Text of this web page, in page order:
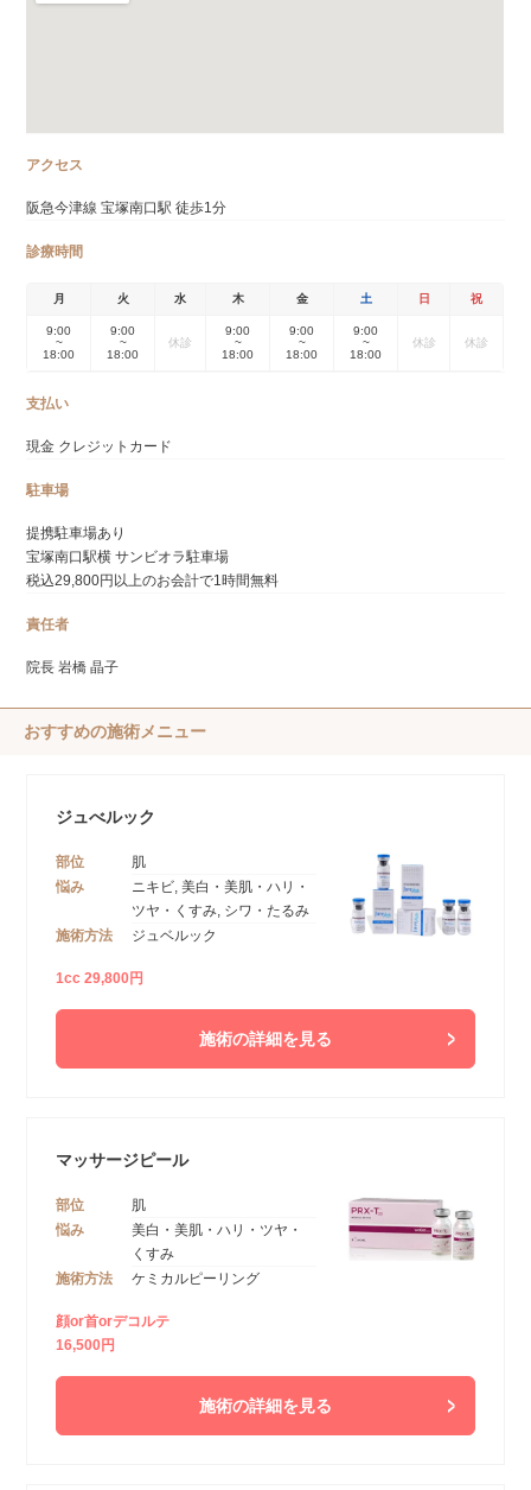
アクセス
阪急今津線 宝塚南口駅 徒歩1分
診療時間
月 火 水 木 金 土 日 祝
9:00
~
18:00
9:00
~
18:00
休診
9:00
~
18:00
9:00
~
18:00
9:00
~
18:00
休診 休診
支払い
現金 クレジットカード
駐車場
提携駐車場あり
宝塚南口駅横 サンビオラ駐車場
税込29,800円以上のお会計で1時間無料
責任者
院長 岩橋 晶子
おすすめの施術メニュー
ジュべルック
部位
肌
悩み
ニキビ, 美白・美肌・ハリ・
ツヤ・くすみ, シワ・たるみ
施術方法
ジュベルック
1cc 29,800円
施術の詳細を見る
マッサージピール
部位
肌
悩み
美白・美肌・ハリ・ツヤ・
くすみ
施術方法
ケミカルピーリング
顔or首orデコルテ
16,500円
施術の詳細を見る